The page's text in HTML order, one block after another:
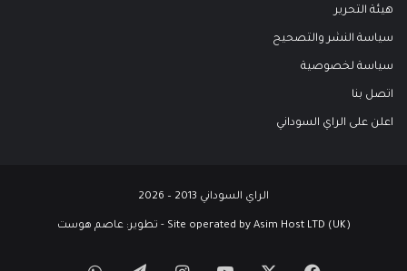
هيئة التحرير
سياسة النشر والتصحيح
سياسة لخصوصية
اتصل بنا
اعلن على الراي السوداني
الراي السوداني 2013 – 2026
Site operated by Asim Host LTD (UK) - تطوير: عاصم هوست